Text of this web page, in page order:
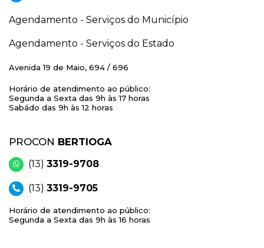
Agendamento - Serviços do Município
Agendamento - Serviços do Estado
Avenida 19 de Maio, 694 / 696
Horário de atendimento ao público:
Segunda a Sexta das 9h às 17 horas
Sabádo das 9h às 12 horas
PROCON BERTIOGA
(13) 3319-9708
(13) 3319-9705
Horário de atendimento ao público:
Segunda a Sexta das 9h às 16 horas